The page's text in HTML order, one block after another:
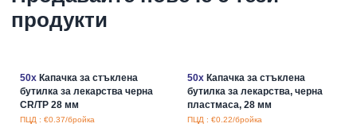
продукти
50xКапачка за стъклена
бутилка за лекарства черна
CR/TP 28 мм
ПЦД : €0.37/бройка
50xКапачка за стъклена
бутилка за лекарства, черна
пластмаса, 28 мм
ПЦД : €0.22/бройка